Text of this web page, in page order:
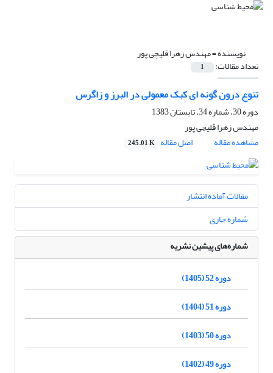
نویسنده =مهندس زهرا قلیچی پور
تعداد مقالات: 1
تنوع درون گونه ای کبک معمولی در البرز و زاگرس
دوره 30، شماره 34، تابستان 1383
مهندس زهرا قلیچی پور
مشاهده مقاله
اصل مقاله 245.01 K
مقالات آماده انتشار
شماره جاری
شماره‌های پیشین نشریه
دوره 52 (1405)
دوره 51 (1404)
دوره 50 (1403)
دوره 49 (1402)